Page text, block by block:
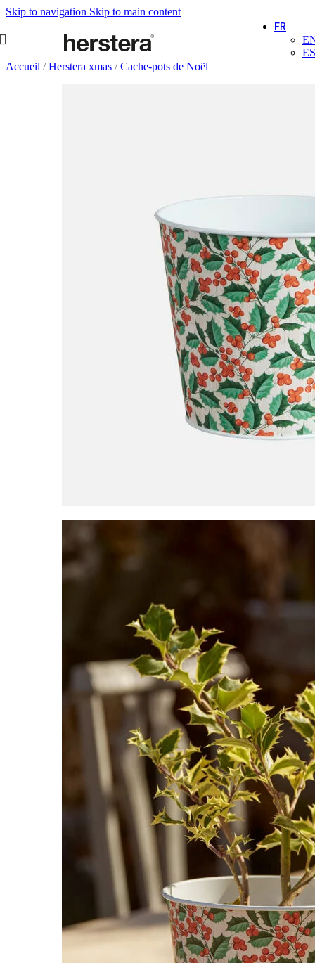
Skip to navigation Skip to main content
FR
ES
Accueil / Herstera xmas / Cache-pots de Noël